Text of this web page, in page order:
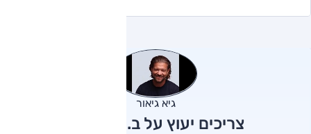
גיא גיאור
צריכים יעוץ על ב.מ.וו X4?